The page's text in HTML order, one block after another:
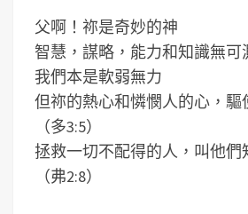
父啊！祢是奇妙的神
智慧，謀略，能力和知識無可
我們本是軟弱無力
但祢的熱心和憐憫人的心，驅
（多3:5）
拯救一切不配得的人，叫他們
（弗2:8）